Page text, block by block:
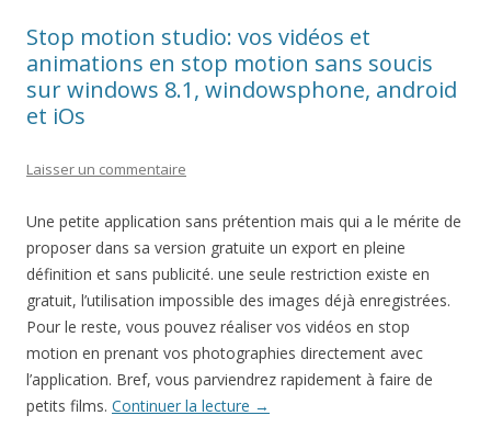
Stop motion studio: vos vidéos et
animations en stop motion sans soucis
sur windows 8.1, windowsphone, android
et iOs
Laisser un commentaire
Une petite application sans prétention mais qui a le mérite de
proposer dans sa version gratuite un export en pleine
définition et sans publicité. une seule restriction existe en
gratuit, l’utilisation impossible des images déjà enregistrées.
Pour le reste, vous pouvez réaliser vos vidéos en stop
motion en prenant vos photographies directement avec
l’application. Bref, vous parviendrez rapidement à faire de
petits films. Continuer la lecture →